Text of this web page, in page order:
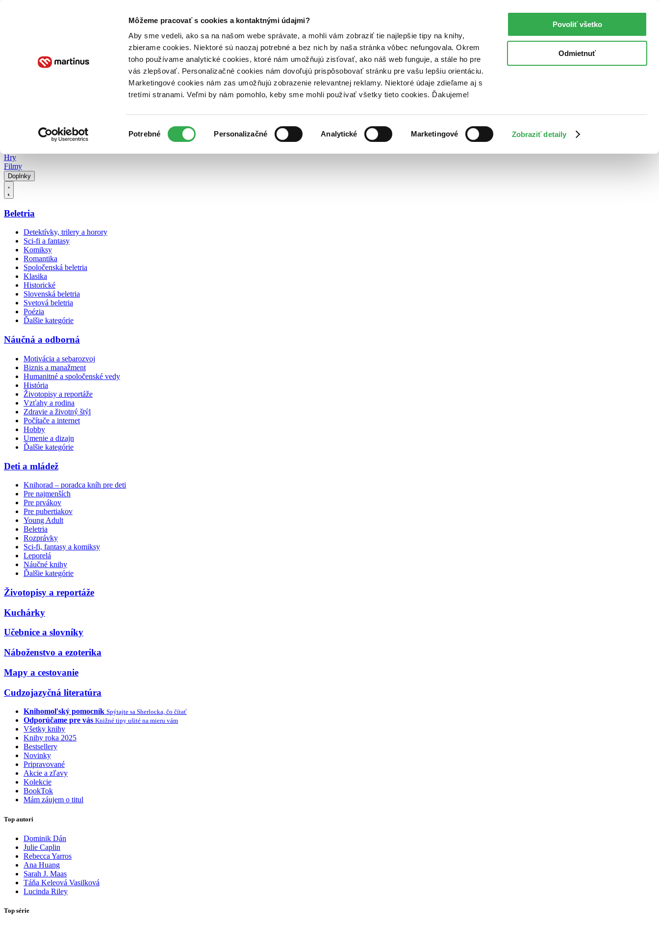
Môžeme pracovať s cookies a kontaktnými údajmi?
Aby sme vedeli, ako sa na našom webe správate, a mohli vám zobraziť tie najlepšie tipy na knihy,
zbierame cookies. Niektoré sú naozaj potrebné a bez nich by naša stránka vôbec nefungovala. Okrem
toho používame analytické cookies, ktoré nám umožňujú zisťovať, ako náš web funguje, a stále ho pre
vás zlepšovať. Personalizačné cookies nám dovoľujú prispôsobovať stránku pre vašu lepšiu orientáciu.
Marketingové cookies nám zas umožňujú zobrazenie relevantnej reklamy. Niektoré údaje zdieľame aj s
tretími stranami. Veľmi by nám pomohlo, keby sme mohli používať všetky tieto cookies. Ďakujeme!
súhlasu
Potrebné Personalizačné Analytické Marketingové Zobraziť detaily
Povoliť všetko
Odmietnuť
Poukážky Kontakt
Hry
Filmy
Doplnky
Beletria
Detektívky, trilery a horory
Sci-fi a fantasy
Komiksy
Romantika
Spoločenská beletria
Klasika
Historické
Slovenská beletria
Svetová beletria
Poézia
Ďalšie kategórie
Náučná a odborná
Motivácia a sebarozvoj
Biznis a manažment
Humanitné a spoločenské vedy
História
Životopisy a reportáže
Vzťahy a rodina
Zdravie a životný štýl
Počítače a internet
Hobby
Umenie a dizajn
Ďalšie kategórie
Deti a mládež
Knihorad – poradca kníh pre deti
Pre najmenších
Pre prvákov
Pre pubertiakov
Young Adult
Beletria
Rozprávky
Sci-fi, fantasy a komiksy
Leporelá
Náučné knihy
Ďalšie kategórie
Životopisy a reportáže
Kuchárky
Učebnice a slovníky
Náboženstvo a ezoterika
Mapy a cestovanie
Cudzojazyčná literatúra
Knihomoľský pomocník Spýtajte sa Sherlocka, čo čítať
Odporúčame pre vás Knižné tipy ušité na mieru vám
Všetky knihy
Knihy roka 2025
Bestsellery
Novinky
Pripravované
Akcie a zľavy
Kolekcie
BookTok
Mám záujem o titul
Top autori
Dominik Dán
Julie Caplin
Rebecca Yarros
Ana Huang
Sarah J. Maas
Táňa Keleová Vasilková
Lucinda Riley
Top série